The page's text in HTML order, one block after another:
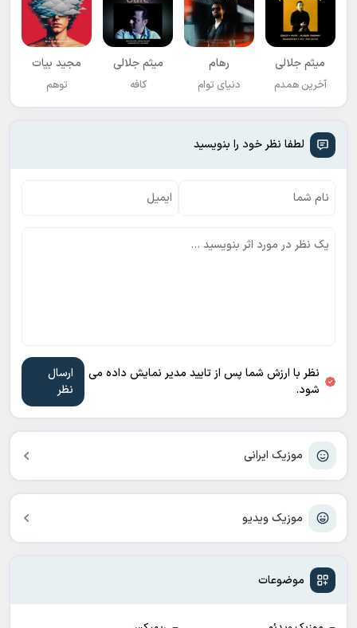
موزیک ایرانی
موزیک ویدیو
موضوعات
میثم جلالی
آخرین همدم
رهام
دنیای توام
میثم جلالی
کافه
مجید بیات
توهم
لطفا نظر خود را بنویسید
نظر با ارزش شما پس از تایید مدیر نمایش داده می
شود.